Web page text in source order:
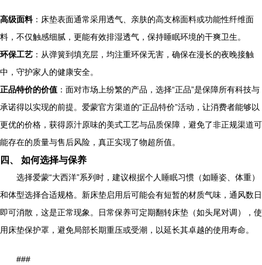
高级面料：床垫表面通常采用透气、亲肤的高支棉面料或功能性纤维面
料，不仅触感细腻，更能有效排湿透气，保持睡眠环境的干爽卫生。
环保工艺 ：从弹簧到填充层，均注重环保无害，确保在漫长的夜晚接触
中，守护家人的健康安全。
正品特价的价值 ：面对市场上纷繁的产品，选择“正品”是保障所有科技与
承诺得以实现的前提。爱蒙官方渠道的“正品特价”活动，让消费者能够以
更优的价格，获得原汁原味的美式工艺与品质保障，避免了非正规渠道可
能存在的质量与售后风险，真正实现了物超所值。
四、 如何选择与保养
选择爱蒙“大西洋”系列时，建议根据个人睡眠习惯（如睡姿、体重）
和体型选择合适规格。新床垫启用后可能会有短暂的材质气味，通风数日
即可消散，这是正常现象。日常保养可定期翻转床垫（如头尾对调），使
用床垫保护罩，避免局部长期重压或受潮，以延长其卓越的使用寿命。
###